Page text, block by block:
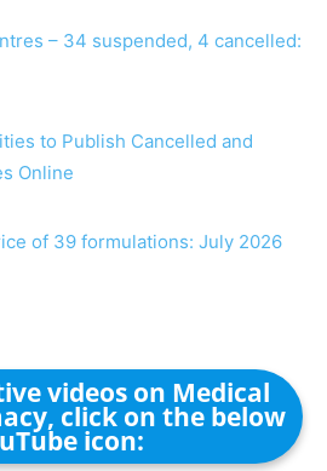
– 34 suspended, 4 cancelled:
to Publish Cancelled and
Online
of 39 formulations: July 2026
videos on Medical
click on the below
icon: